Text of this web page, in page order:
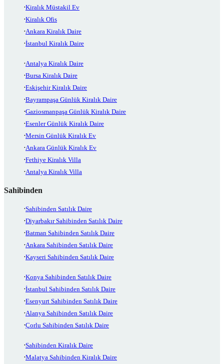
Kiralık Müstakil Ev
Kiralık Ofis
Ankara Kiralık Daire
İstanbul Kiralık Daire
Antalya Kiralık Daire
Bursa Kiralık Daire
Eskişehir Kiralık Daire
Bayrampaşa Günlük Kiralık Daire
Gaziosmanpaşa Günlük Kiralık Daire
Esenler Günlük Kiralık Daire
Mersin Günlük Kiralık Ev
Ankara Günlük Kiralık Ev
Fethiye Kiralık Villa
Antalya Kiralık Villa
Sahibinden
Sahibinden Satılık Daire
Diyarbakır Sahibinden Satılık Daire
Batman Sahibinden Satılık Daire
Ankara Sahibinden Satılık Daire
Kayseri Sahibinden Satılık Daire
Konya Sahibinden Satılık Daire
İstanbul Sahibinden Satılık Daire
Esenyurt Sahibinden Satılık Daire
Alanya Sahibinden Satılık Daire
Çorlu Sahibinden Satılık Daire
Sahibinden Kiralık Daire
Malatya Sahibinden Kiralık Daire